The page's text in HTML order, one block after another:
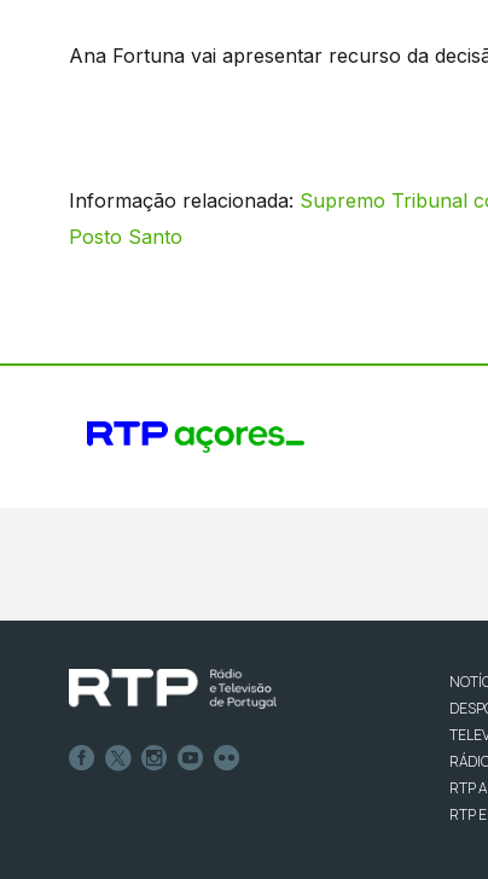
Ana Fortuna vai apresentar recurso da
Informação relacionada: Supremo Tribunal
Posto Santo
RTP
RTP